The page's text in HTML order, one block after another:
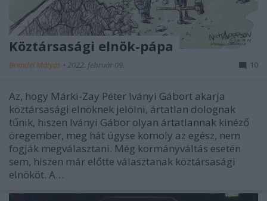
Köztársasági elnök-pápa
Brendel Mátyás • 2022. február 09. 10
Az, hogy Márki-Zay Péter Iványi Gábort akarja
köztársasági elnöknek jelölni, ártatlan dolognak
tűnik, hiszen Iványi Gábor olyan ártatlannak kinéző
öregember, meg hát úgyse komoly az egész, nem
fogják megválasztani. Még kormányváltás esetén
sem, hiszen már előtte választanak köztársasági
elnököt. A…